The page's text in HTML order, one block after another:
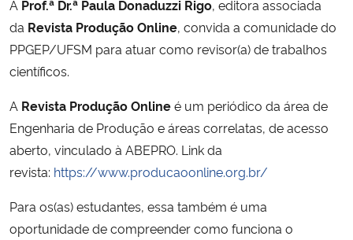
Ministério do Meio Ambiente
Ministério do Turismo
Ministério do Desenvolvimento Regional
Ministério da Mulher, da Família e dos Direitos Humanos
A Prof.ª Dr.ª Paula Donaduzzi Rigo, editora associada
da Revista Produção Online, convida a comunidade do
PPGEP/UFSM para atuar como revisor(a) de trabalhos
científicos.
A Revista Produção Onlineé um periódico da área de
Engenharia de Produção e áreas correlatas, de acesso
aberto, vinculado à ABEPRO. Link da
revista: https://www.producaoonline.org.br/
Para os(as) estudantes, essa também é uma
oportunidade de compreender como funciona o